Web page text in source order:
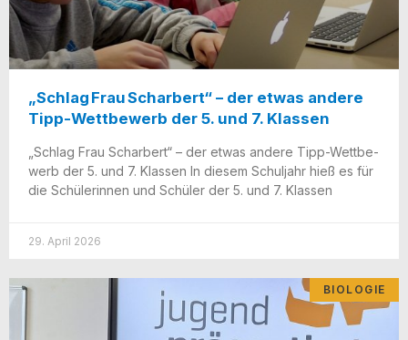
„Schlag Frau Scharbert“ – der etwas andere
Tipp-Wettbewerb der 5. und 7. Klassen
„Schlag Frau Schar­bert“ – der etwas ande­re Tipp-Wet­t­­be­­
werb der 5. und 7. Klas­sen In die­sem Schul­jahr hieß es für
die Schü­le­rin­nen und Schü­ler der 5. und 7. Klassen
29. April 2026
BIOLOGIE